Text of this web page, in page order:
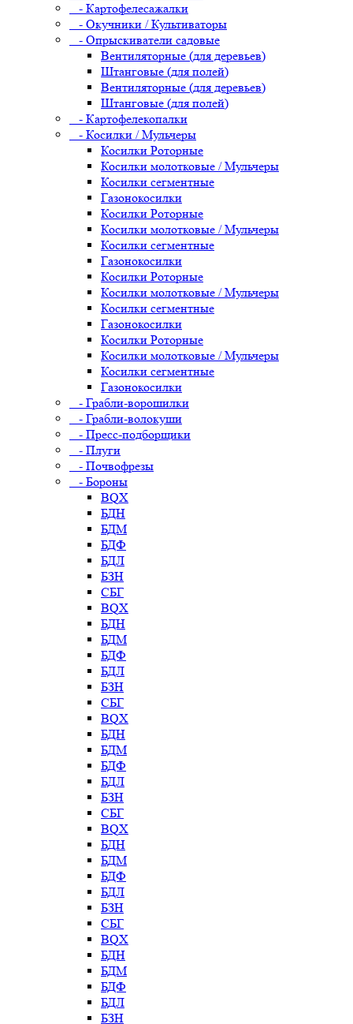
- Картофелесажалки
- Окучники / Культиваторы
- Опрыскиватели садовые
Вентиляторные (для деревьев)
Штанговые (для полей)
Вентиляторные (для деревьев)
Штанговые (для полей)
- Картофелекопалки
- Косилки / Мульчеры
Косилки Роторные
Косилки молотковые / Мульчеры
Косилки сегментные
Газонокосилки
Косилки Роторные
Косилки молотковые / Мульчеры
Косилки сегментные
Газонокосилки
Косилки Роторные
Косилки молотковые / Мульчеры
Косилки сегментные
Газонокосилки
Косилки Роторные
Косилки молотковые / Мульчеры
Косилки сегментные
Газонокосилки
- Грабли-ворошилки
- Грабли-волокуши
- Пресс-подборщики
- Плуги
- Почвофрезы
- Бороны
BQX
БДН
БДМ
БДФ
БДЛ
БЗН
СБГ
BQX
БДН
БДМ
БДФ
БДЛ
БЗН
СБГ
BQX
БДН
БДМ
БДФ
БДЛ
БЗН
СБГ
BQX
БДН
БДМ
БДФ
БДЛ
БЗН
СБГ
BQX
БДН
БДМ
БДФ
БДЛ
БЗН